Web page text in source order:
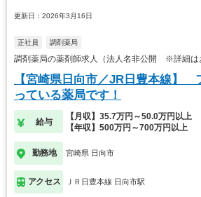
更新日：2026年3月16日
正社員 調剤薬局
調剤薬局の薬剤師求人（法人名非公開 ※詳細は
【宮崎県日向市／JR日豊本線】
っている薬局です！
給与
【月収】35.7万円～50.0万円以上
【年収】500万円～700万円以上
勤務地 宮崎県 日向市
アクセス ＪＲ日豊本線 日向市駅